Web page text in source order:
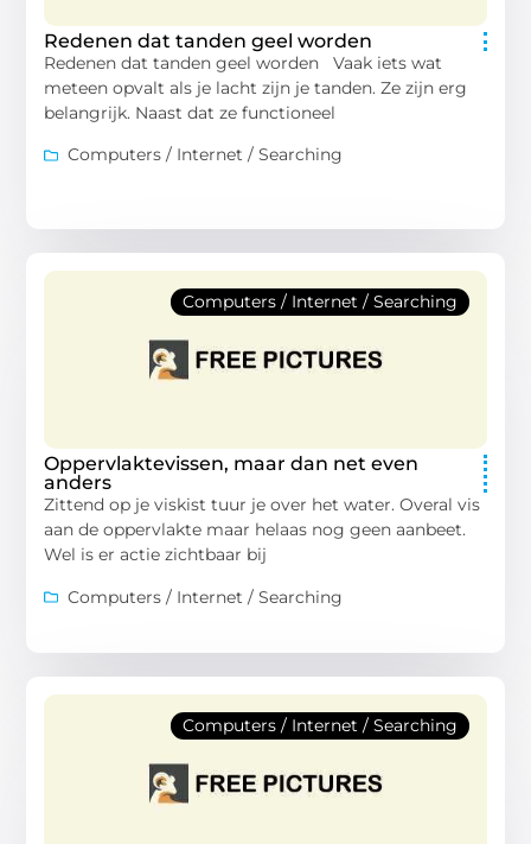
Redenen dat tanden geel worden
Redenen dat tanden geel worden Vaak iets wat
meteen opvalt als je lacht zijn je tanden. Ze zijn erg
belangrijk. Naast dat ze functioneel
Computers / Internet / Searching
Computers / Internet / Searching
Oppervlaktevissen, maar dan net even
anders
Zittend op je viskist tuur je over het water. Overal vis
aan de oppervlakte maar helaas nog geen aanbeet.
Wel is er actie zichtbaar bij
Computers / Internet / Searching
Computers / Internet / Searching